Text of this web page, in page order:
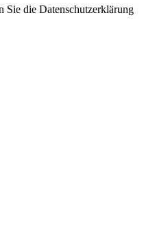
Sie die Datenschutzerklärung